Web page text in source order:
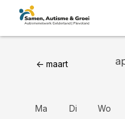
<- maart
Ma Di Wo